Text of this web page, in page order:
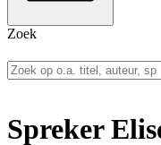
Zoek
Spreker